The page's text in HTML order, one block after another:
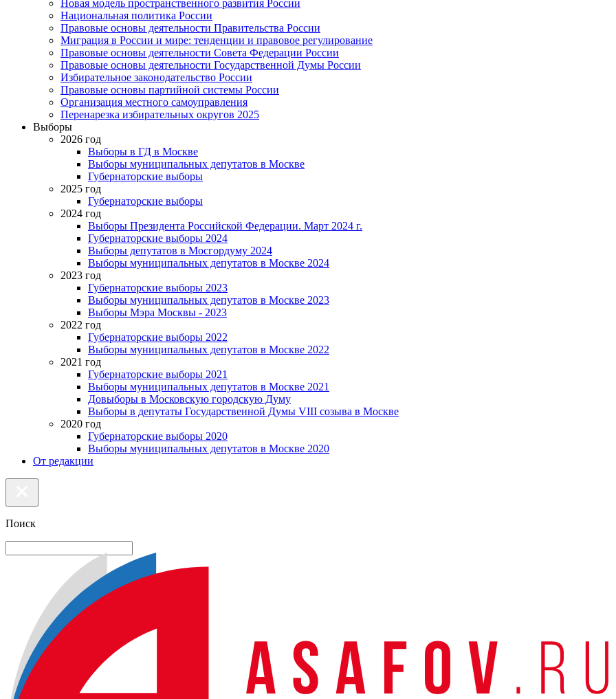
Новая модель пространственного развития России
Национальная политика России
Правовые основы деятельности Правительства России
Миграция в России и мире: тенденции и правовое регулирование
Правовые основы деятельности Совета Федерации России
Правовые основы деятельности Государственной Думы России
Избирательное законодательство России
Правовые основы партийной системы России
Организация местного самоуправления
Перенарезка избирательных округов 2025
Выборы
2026 год
Выборы в ГД в Москве
Выборы муниципальных депутатов в Москве
Губернаторские выборы
2025 год
Губернаторские выборы
2024 год
Выборы Президента Российской Федерации. Март 2024 г.
Губернаторские выборы 2024
Выборы депутатов в Мосгордуму 2024
Выборы муниципальных депутатов в Москве 2024
2023 год
Губернаторские выборы 2023
Выборы муниципальных депутатов в Москве 2023
Выборы Мэра Москвы - 2023
2022 год
Губернаторские выборы 2022
Выборы муниципальных депутатов в Москве 2022
2021 год
Губернаторские выборы 2021
Выборы муниципальных депутатов в Москве 2021
Довыборы в Московскую городскую Думу
Выборы в депутаты Государственной Думы VIII созыва в Москве
2020 год
Губернаторские выборы 2020
Выборы муниципальных депутатов в Москве 2020
От редакции
Поиск